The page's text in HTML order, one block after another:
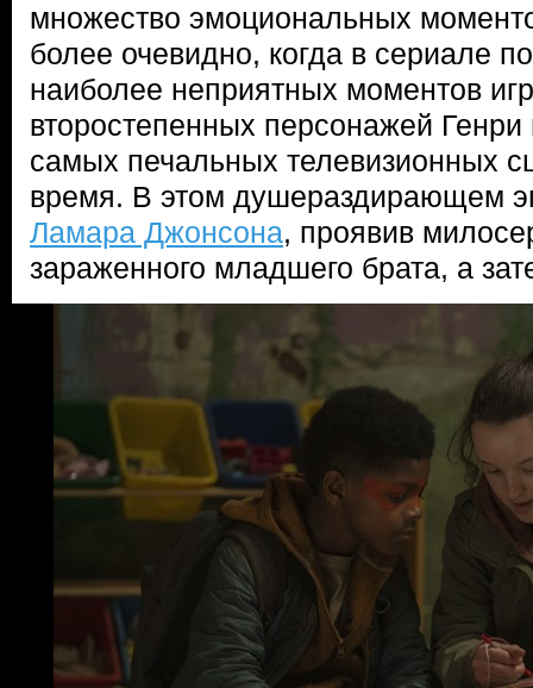
множество эмоциональных
более очевидно, когда в сериале
наиболее неприятных моментов
второстепенных персонажей
самых печальных телевизионных
время. В этом душераздирающем
Ламара Джонсона, проявив
зараженного младшего брата, а